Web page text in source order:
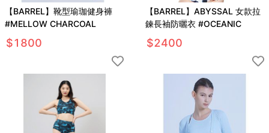
【BARREL】靴型瑜珈健身褲
#MELLOW CHARCOAL
$1800
【BARREL】ABYSSAL 女款拉
鍊長袖防曬衣 #OCEANIC
$2400